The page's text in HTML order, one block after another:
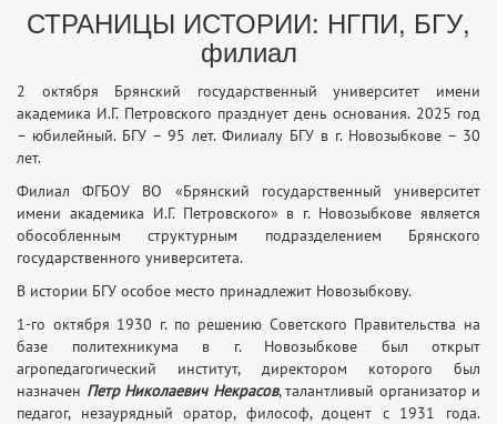
СТРАНИЦЫ ИСТОРИИ: НГПИ, БГУ,
филиал
2 октября Брянский государственный университет имени
академика И.Г. Петровского празднует день основания. 2025 год
– юбилейный. БГУ – 95 лет. Филиалу БГУ в г. Новозыбкове – 30
лет.
Филиал ФГБОУ ВО «Брянский государственный университет
имени академика И.Г. Петровского» в г. Новозыбкове является
обособленным структурным подразделением Брянского
государственного университета.
В истории БГУ особое место принадлежит Новозыбкову.
1-го октября 1930 г. по решению Советского Правительства на
базе политехникума в г. Новозыбкове был открыт
агропедагогический институт, директором которого был
назначен Петр Николаевич Некрасов, талантливый организатор и
педагог, незаурядный оратор, философ, доцент с 1931 года.